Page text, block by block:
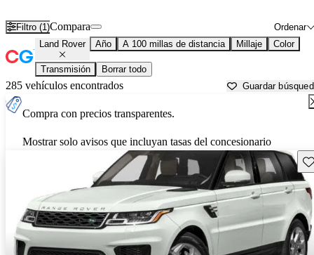
Filtro (1) Ordenar
Compara
Land Rover Año A 100 millas de distancia Millaje Color
Transmisión Borrar todo
285 vehículos encontrados Guardar
Compra con precios transparentes.
Mostrar solo avisos que incluyan tasas del concesionario